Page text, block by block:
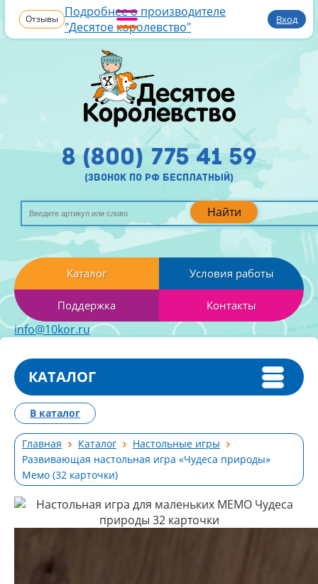
Отзывы Подробнее о производителе
"Десятое королевство"
Вход
Найти
8 (800) 775 41 59
(звонок по рф бесплатный)
Каталог Условия работы
Поддержка Контакты
info@10kor.ru
КАТАЛОГ
Главная Каталог
Настольные игры
Развивающая настольная игра «Чудеса природы»
Мемо (32 карточки)
В каталог